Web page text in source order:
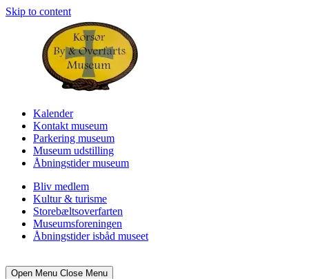
Skip to content
Kalender
Kontakt museum
Parkering museum
Museum udstilling
Åbningstider museum
Bliv medlem
Kultur & turisme
Storebæltsoverfarten
Museumsforeningen
Åbningstider isbåd museet
Open Menu Close Menu